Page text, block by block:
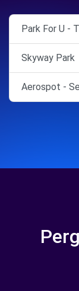
Park For U -
Skyway Park
Aerospot -